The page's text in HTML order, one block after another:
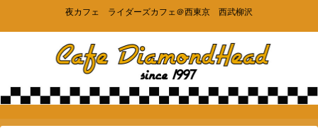
夜カフェ ライダーズカフェ＠西東京 西武柳沢